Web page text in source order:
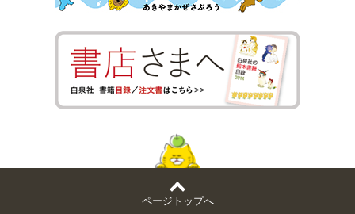
ページトップへ